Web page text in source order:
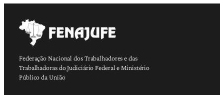
Federação Nacional dos Trabalhadores e das
Trabalhadoras do Judiciário Federal e Ministério
Público da União